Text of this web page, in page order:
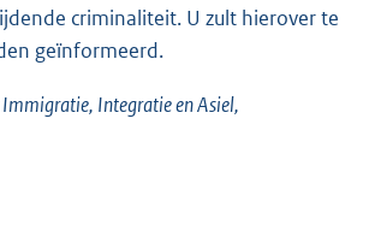
criminaliteit. U zult hierover te
geïnformeerd.
Integratie en Asiel,